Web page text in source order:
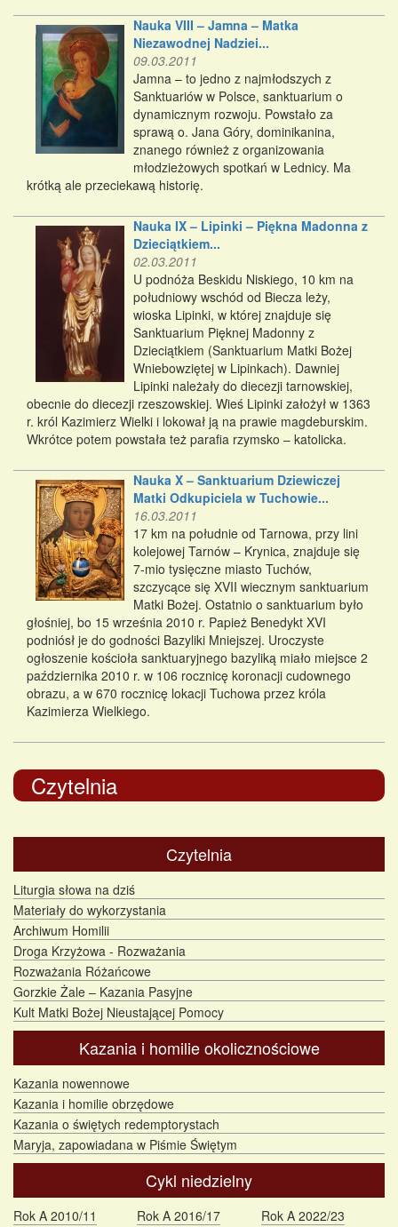
Nauka VIII – Jamna – Matka
Niezawodnej Nadziei...
09.03.2011
Jamna – to jedno z najmłodszych z
Sanktuariów w Polsce, sanktuarium o
dynamicznym rozwoju. Powstało za
sprawą o. Jana Góry, dominikanina,
znanego również z organizowania
młodzieżowych spotkań w Lednicy. Ma
krótką ale przeciekawą historię.
Nauka IX – Lipinki – Piękna Madonna z
Dzieciątkiem...
02.03.2011
U podnóża Beskidu Niskiego, 10 km na
południowy wschód od Biecza leży,
wioska Lipinki, w której znajduje się
Sanktuarium Pięknej Madonny z
Dzieciątkiem (Sanktuarium Matki Bożej
Wniebowziętej w Lipinkach). Dawniej
Lipinki należały do diecezji tarnowskiej,
obecnie do diecezji rzeszowskiej. Wieś Lipinki założył w 1363
r. król Kazimierz Wielki i lokował ją na prawie magdeburskim.
Wkrótce potem powstała też parafia rzymsko – katolicka.
Nauka X – Sanktuarium Dziewiczej
Matki Odkupiciela w Tuchowie...
16.03.2011
17 km na południe od Tarnowa, przy lini
kolejowej Tarnów – Krynica, znajduje się
7-mio tysięczne miasto Tuchów,
szczycące się XVII wiecznym sanktuarium
Matki Bożej. Ostatnio o sanktuarium było
głośniej, bo 15 września 2010 r. Papież Benedykt XVI
podniósł je do godności Bazyliki Mniejszej. Uroczyste
ogłoszenie kościoła sanktuaryjnego bazyliką miało miejsce 2
października 2010 r. w 106 rocznicę koronacji cudownego
obrazu, a w 670 rocznicę lokacji Tuchowa przez króla
Kazimierza Wielkiego.
Czytelnia
Czytelnia
Liturgia słowa na dziś
Materiały do wykorzystania
Archiwum Homilii
Droga Krzyżowa - Rozważania
Rozważania Różańcowe
Gorzkie Żale – Kazania Pasyjne
Kult Matki Bożej Nieustającej Pomocy
Kazania i homilie okolicznościowe
Kazania nowennowe
Kazania i homilie obrzędowe
Kazania o świętych redemptorystach
Maryja, zapowiadana w Piśmie Świętym
Cykl niedzielny
Rok A 2010/11 Rok A 2016/17 Rok A 2022/23